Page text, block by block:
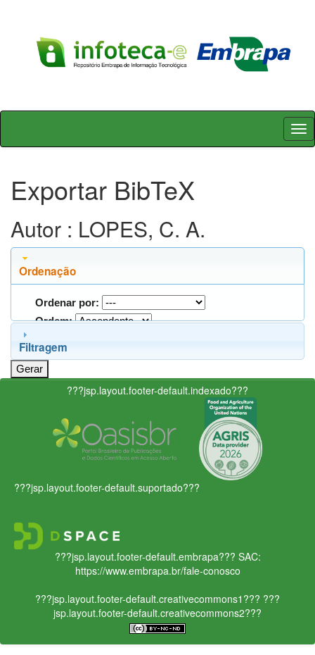
Skip
Exportar BibTeX
Autor : LOPES, C. A.
Ordenação
Ordenar por:
Ordem:
Filtragem
???jsp.layout.footer-default.indexado???
???jsp.layout.footer-default.suportado???
???jsp.layout.footer-default.embrapa??? SAC:
https://www.embrapa.br/fale-conosco
???jsp.layout.footer-default.creativecommons1??? ???
jsp.layout.footer-default.creativecommons2???